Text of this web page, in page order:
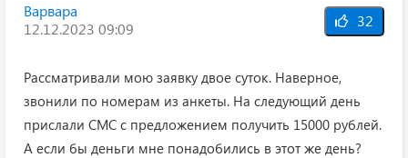
Варвара
12.12.2023 09:09
32
Рассматривали мою заявку двое суток. Наверное,
звонили по номерам из анкеты. На следующий день
прислали СМС с предложением получить 15000 рублей.
А если бы деньги мне понадобились в этот же день?